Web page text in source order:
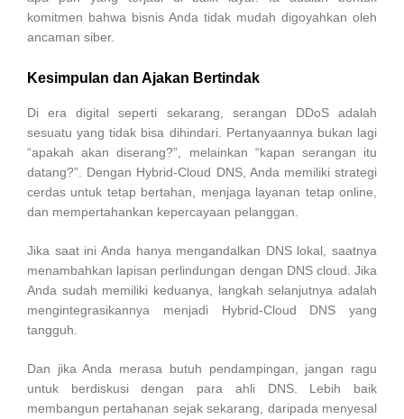
komitmen bahwa bisnis Anda tidak mudah digoyahkan oleh
ancaman siber.
Kesimpulan dan Ajakan Bertindak
Di era digital seperti sekarang, serangan DDoS adalah
sesuatu yang tidak bisa dihindari. Pertanyaannya bukan lagi
“apakah akan diserang?”, melainkan “kapan serangan itu
datang?”. Dengan Hybrid-Cloud DNS, Anda memiliki strategi
cerdas untuk tetap bertahan, menjaga layanan tetap online,
dan mempertahankan kepercayaan pelanggan.
Jika saat ini Anda hanya mengandalkan DNS lokal, saatnya
menambahkan lapisan perlindungan dengan DNS cloud. Jika
Anda sudah memiliki keduanya, langkah selanjutnya adalah
mengintegrasikannya menjadi Hybrid-Cloud DNS yang
tangguh.
Dan jika Anda merasa butuh pendampingan, jangan ragu
untuk berdiskusi dengan para ahli DNS. Lebih baik
membangun pertahanan sejak sekarang, daripada menyesal